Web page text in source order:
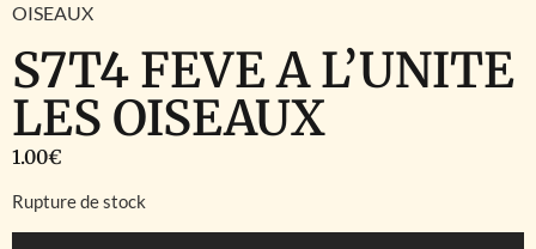
OISEAUX
S7T4 FEVE A L’UNITE
LES OISEAUX
1.00€
Rupture de stock